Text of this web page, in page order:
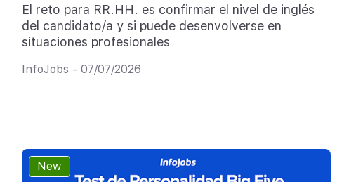
El reto para RR.HH. es confirmar el nivel de inglés
del candidato/a y si puede desenvolverse en
situaciones profesionales
InfoJobs - 07/07/2026
New